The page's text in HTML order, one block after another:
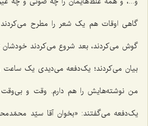
گاهی اوقات هم یک شعر را مطرح می‌کردند
گوش می‌کردند، بعد شروع می‌کردند خودشان
بیان می‌کردند؛ یک‌دفعه می‌دیدی یک ساعت
من نوشته‌هایش را هم دارم. وقت و
یک‌دفعه می‌گفتند: «بخوان آقا سیّد